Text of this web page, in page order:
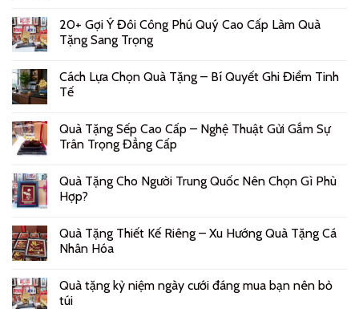
20+ Gợi Ý Đôi Công Phú Quý Cao Cấp Làm Quà
Tặng Sang Trọng
Cách Lựa Chọn Quà Tặng – Bí Quyết Ghi Điểm Tinh
Tế
Quà Tặng Sếp Cao Cấp – Nghệ Thuật Gửi Gắm Sự
Trân Trọng Đẳng Cấp
Quà Tặng Cho Người Trung Quốc Nên Chọn Gì Phù
Hợp?
Quà Tặng Thiết Kế Riêng – Xu Hướng Quà Tặng Cá
Nhân Hóa
Quà tặng kỷ niệm ngày cưới đáng mua bạn nên bỏ
túi